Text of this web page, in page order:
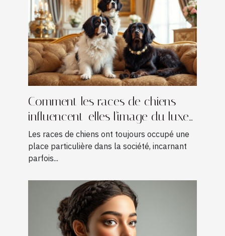
Comment les races de chiens
influencent-elles l'image du luxe
?
Les races de chiens ont toujours occupé une
place particulière dans la société, incarnant
parfois...